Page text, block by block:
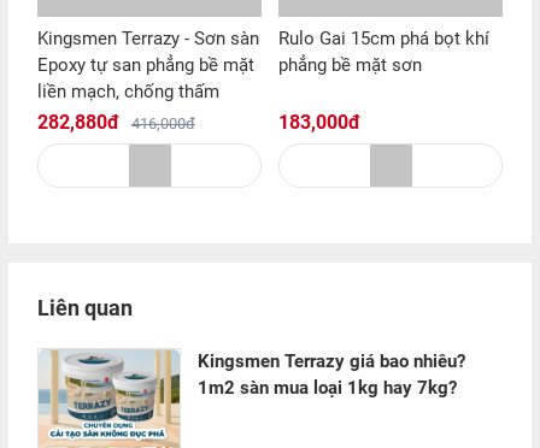
Liên quan
Kingsmen Terrazy giá bao nhiêu?
1m2 sàn mua loại 1kg hay 7kg?
Kingsmen Terrazy - Sơn sàn
Epoxy tự san phẳng bề mặt
liền mạch, chống thấm
282,880đ 416,000đ
Rulo Gai 15cm phá bọt khí
phẳng bề mặt sơn
183,000đ